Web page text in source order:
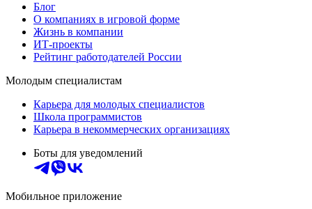
Блог
О компаниях в игровой форме
Жизнь в компании
ИТ-проекты
Рейтинг работодателей России
Молодым специалистам
Карьера для молодых специалистов
Школа программистов
Карьера в некоммерческих организациях
Боты для уведомлений
Мобильное приложение